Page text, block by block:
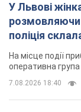
У Львові
поліція
На місце події
оперативна група
7.08.2026 18:40